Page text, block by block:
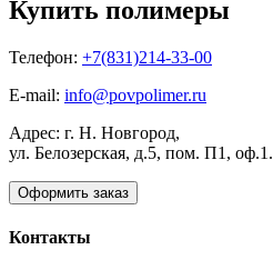
Купить полимеры
Телефон: +7(831)214-33-00
E-mail: info@povpolimer.ru
Адрес: г. Н. Новгород,
ул. Белозерская, д.5, пом. П1, оф.1.
Оформить заказ
Контакты